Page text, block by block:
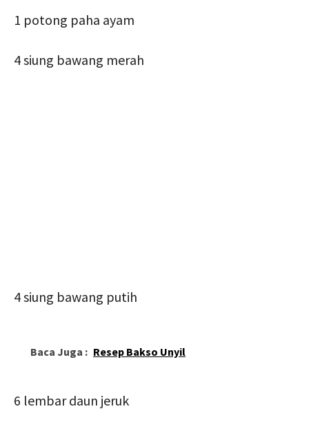
1 potong paha ayam
4 siung bawang merah
4 siung bawang putih
Baca Juga : Resep Bakso Unyil
6 lembar daun jeruk